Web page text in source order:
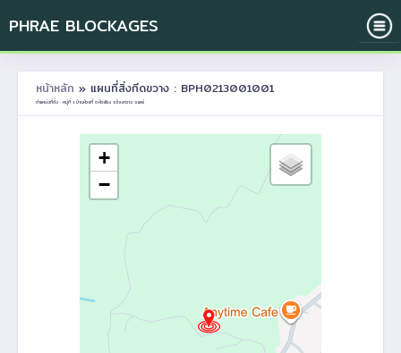
PHRAE BLOCKAGES
หน้าหลัก » แผนที่สิ่งกีดขวาง : BPH0213001001
ตำแหน่งที่ตั้ง : หมู่ที่ 1 บ้านห้วยกี้ ต.ห้วยโรง อ.ร้องกวาง จ.แพร่
+
−